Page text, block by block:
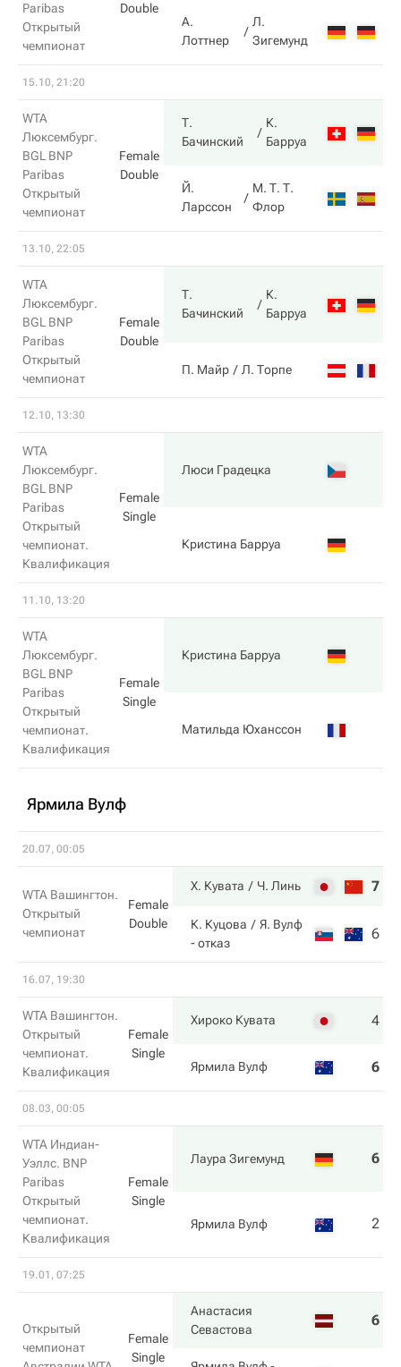
Paribas
Открытый
чемпионат
Double
А.
Лоттнер
Л.
Зигемунд
15.10, 21:20
WTA
Люксембург.
BGL BNP
Paribas
Открытый
чемпионат
Female
Double
Т.
Бачинский
К.
Барруа
Й.
Ларссон
М. Т. Т.
Флор
13.10, 22:05
WTA
Люксембург.
BGL BNP
Paribas
Открытый
чемпионат
Female
Double
Т.
Бачинский
К.
Барруа
П. Майр Л. Торпе
12.10, 13:30
WTA
Люксембург.
BGL BNP
Paribas
Открытый
чемпионат.
Квалификация
Female
Single
Люси Градецка
Кристина Барруа
11.10, 13:20
WTA
Люксембург.
BGL BNP
Paribas
Открытый
чемпионат.
Квалификация
Female
Single
Кристина Барруа
Матильда Юханссон
Ярмила Вулф
20.07, 00:05
WTA Вашингтон.
Открытый
чемпионат
Female
Double
Х. Кувата Ч. Линь 7
К. Куцова
Я. Вулф
- отказ
6
16.07, 19:30
WTA Вашингтон.
Открытый
чемпионат.
Квалификация
Female
Single
Хироко Кувата 4
Ярмила Вулф 6
08.03, 00:05
WTA Индиан-
Уэллс. BNP
Paribas
Открытый
чемпионат.
Квалификация
Female
Single
Лаура Зигемунд 6
Ярмила Вулф 2
19.01, 07:25
Открытый
чемпионат
Female
Single
Анастасия
Севастова
6